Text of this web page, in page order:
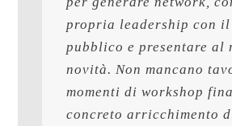
propria leadership con il
pubblico e presentare al
novità. Non mancano
momenti di workshop
concreto arricchimento